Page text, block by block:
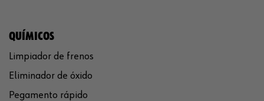
QUÍMICOS
Limpiador de frenos
Eliminador de óxido
Pegamento rápido